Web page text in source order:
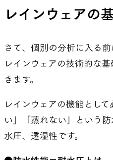
レインウェアの
さて、個別の分析に入る
レインウェアの技術的な
きます。
レインウェアの機能とし
い」「蒸れない」という
水圧、透湿性です。